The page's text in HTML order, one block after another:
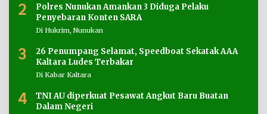
2
Polres Nunukan Amankan 3 Diduga Pelaku
Penyebaran Konten SARA
Di Hukrim, Nunukan
3
26 Penumpang Selamat, Speedboat Sekatak AAA
Kaltara Ludes Terbakar
Di Kabar Kaltara
4
TNI AU diperkuat Pesawat Angkut Baru Buatan
Dalam Negeri